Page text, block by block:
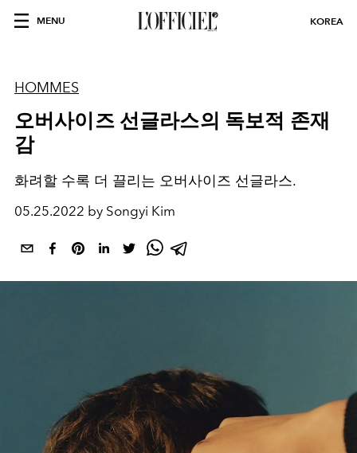
MENU KOREA
HOMMES
오버사이즈 선글라스의 독보적 존재
감
화려할 수록 더 끌리는 오버사이즈 선글라스.
05.25.2022 by Songyi Kim